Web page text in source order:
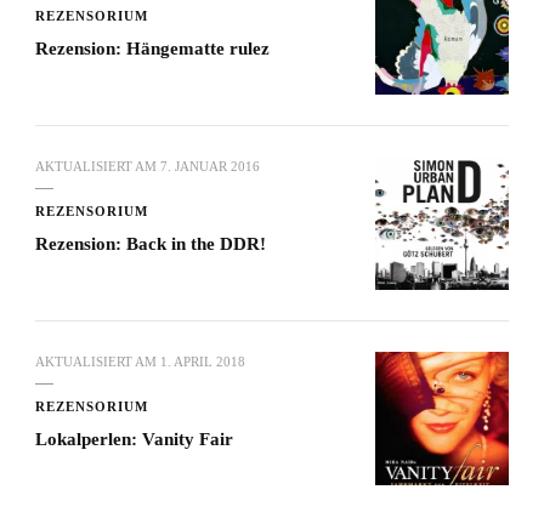
REZENSORIUM
Rezension: Hängematte rulez
AKTUALISIERT AM 7. JANUAR 2016
REZENSORIUM
Rezension: Back in the DDR!
AKTUALISIERT AM 1. APRIL 2018
REZENSORIUM
Lokalperlen: Vanity Fair